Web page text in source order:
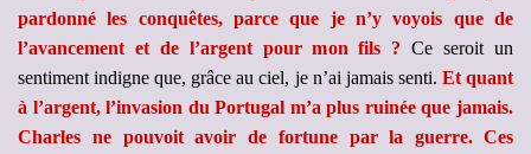
pardonné les conquêtes, parce que je n’y voyois que de
l’avancement et de l’argent pour mon fils ? Ce seroit un
sentiment indigne que, grâce au ciel, je n’ai jamais senti. Et quant
à l’argent, l’invasion du Portugal m’a plus ruinée que jamais.
Charles ne pouvoit avoir de fortune par la guerre. Ces